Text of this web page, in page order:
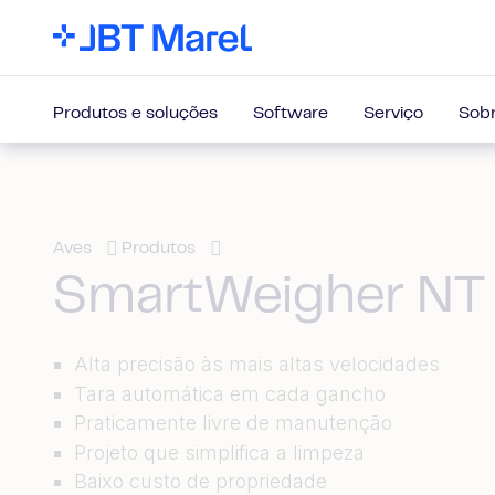
Produtos e soluções Software Serviço
Aves Produtos
SmartWeigher NT
Alta precisão às mais altas velocidades
Tara automática em cada gancho
Praticamente livre de manutenção
Projeto que simplifica a limpeza
Baixo custo de propriedade